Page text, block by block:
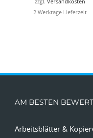
zzgl. Versandkosten
2 Werktage Lieferzeit
AM BESTEN
Arbeitsblätter &